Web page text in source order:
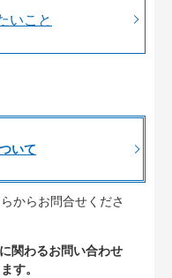
いこと
いて
からお問合せくださ
関わるお問い合わせ
す。